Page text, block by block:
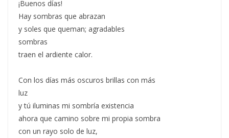
¡Buenos días!
Hay sombras que abrazan
y soles que queman; agradables
sombras
traen el ardiente calor.
Con los días más oscuros brillas con más
luz
y tú iluminas mi sombría existencia
ahora que camino sobre mi propia sombra
con un rayo solo de luz,